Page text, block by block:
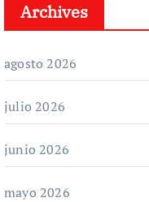
Archives
agosto 2026
julio 2026
junio 2026
mayo 2026